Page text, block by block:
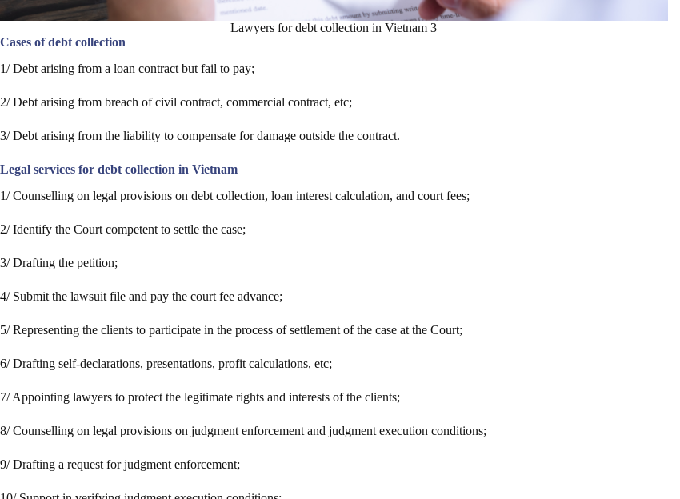
Lawyers for debt collection in Vietnam 3
Cases of debt collection
1/ Debt arising from a loan contract but fail to pay;
2/ Debt arising from breach of civil contract, commercial contract, etc;
3/ Debt arising from the liability to compensate for damage outside the contract.
Legal services for debt collection in Vietnam
1/ Counselling on legal provisions on debt collection, loan interest calculation, and court fees;
2/ Identify the Court competent to settle the case;
3/ Drafting the petition;
4/ Submit the lawsuit file and pay the court fee advance;
5/ Representing the clients to participate in the process of settlement of the case at the Court;
6/ Drafting self-declarations, presentations, profit calculations, etc;
7/ Appointing lawyers to protect the legitimate rights and interests of the clients;
8/ Counselling on legal provisions on judgment enforcement and judgment execution conditions;
9/ Drafting a request for judgment enforcement;